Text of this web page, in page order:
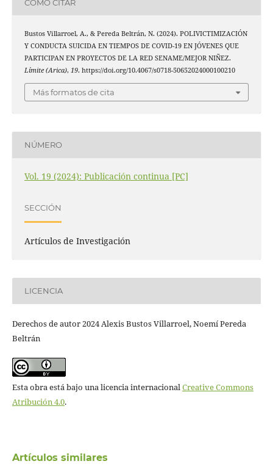
CÓMO CITAR
Bustos Villarroel, A., & Pereda Beltrán, N. (2024). POLIVICTIMIZACIÓN
Y CONDUCTA SUICIDA EN TIEMPOS DE COVID-19 EN JÓVENES QUE
PARTICIPAN EN PROYECTOS DE LA RED SENAME/MEJOR NIÑEZ.
Límite (Arica), 19. https://doi.org/10.4067/s0718-50652024000100210
Más formatos de cita
NÚMERO
Vol. 19 (2024): Publicación continua [PC]
SECCIÓN
Artículos de Investigación
LICENCIA
Derechos de autor 2024 Alexis Bustos Villarroel, Noemí Pereda
Beltrán
Esta obra está bajo una licencia internacionalCreative Commons
Atribución 4.0.
Artículos similares